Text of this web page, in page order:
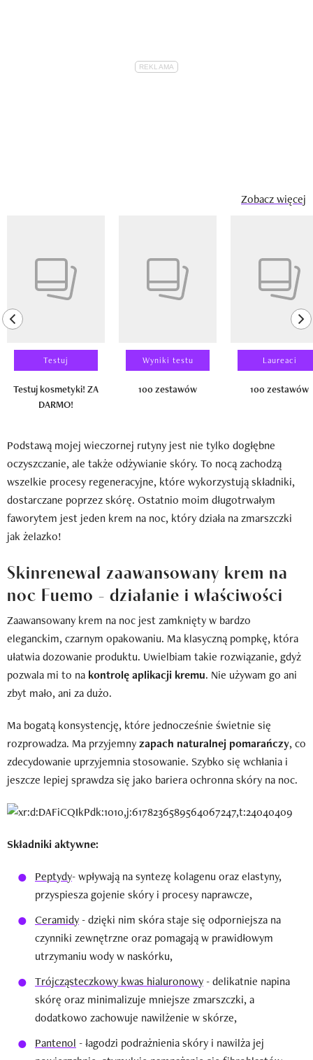
Zobacz więcej
previous element
Testuj
Testuj kosmetyki! ZA
DARMO!
Wyniki testu
100 zestawów
Laureaci
100 zestawów
Podstawą mojej wieczornej rutyny jest nie tylko dogłębne
oczyszczanie, ale także odżywianie skóry. To nocą zachodzą
wszelkie procesy regeneracyjne, które wykorzystują składniki,
dostarczane poprzez skórę. Ostatnio moim długotrwałym
faworytem jest jeden krem na noc, który działa na zmarszczki
jak żelazko!
Skinrenewal zaawansowany krem na
noc Fuemo - działanie i właściwości
Zaawansowany krem na noc jest zamknięty w bardzo
eleganckim, czarnym opakowaniu. Ma klasyczną pompkę, która
ułatwia dozowanie produktu. Uwielbiam takie rozwiązanie, gdyż
pozwala mi to na kontrolę aplikacji kremu. Nie używam go ani
zbyt mało, ani za dużo.
Ma bogatą konsystencję, które jednocześnie świetnie się
rozprowadza. Ma przyjemnyzapach naturalnej pomarańczy, co
zdecydowanie uprzyjemnia stosowanie. Szybko się wchłania i
jeszcze lepiej sprawdza się jako bariera ochronna skóry na noc.
Składniki aktywne:
Peptydy- wpływają na syntezę kolagenu oraz elastyny,
przyspiesza gojenie skóry i procesy naprawcze,
Ceramidy - dzięki nim skóra staje się odporniejsza na
czynniki zewnętrzne oraz pomagają w prawidłowym
utrzymaniu wody w naskórku,
Trójcząsteczkowy kwas hialuronowy - delikatnie napina
skórę oraz minimalizuje mniejsze zmarszczki, a
dodatkowo zachowuje nawilżenie w skórze,
Pantenol - łagodzi podrażnienia skóry i nawilża jej